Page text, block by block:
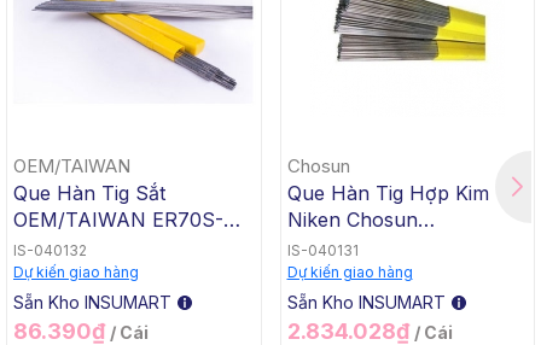
OEM/TAIWAN
Que Hàn Tig Sắt
OEM/TAIWAN ER70S-G
TG-50, 1.6x1000mm, 5 Kg
/ Hộp, 20 Kg / Thùng
IS-040132
Dự kiến giao hàng
Sẵn Kho INSUMART
86.390₫ / Cái
Chosun
Que Hàn Tig Hợp Kim
Niken Chosun
ERNiCrMo-3 TGC-625,
2.4x1000mm, 5 Kg / Hộp,
20 Kg / Thùng
IS-040131
Dự kiến giao hàng
Sẵn Kho INSUMART
2.834.028₫ / Cái